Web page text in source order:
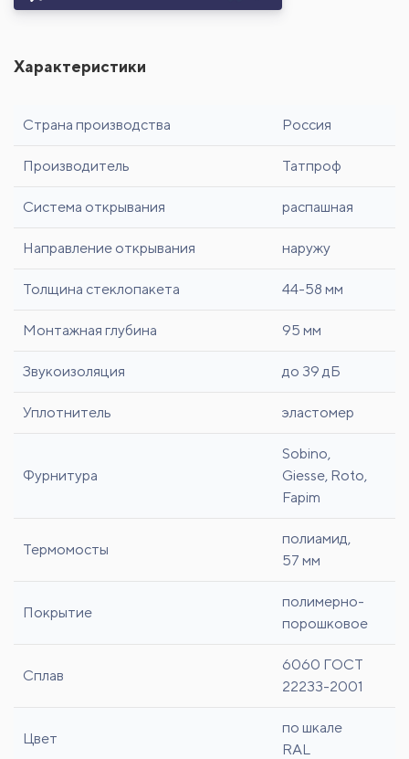
Характеристики
Страна производства Россия
Производитель Татпроф
Система открывания распашная
Направление открывания наружу
Толщина стеклопакета 44-58 мм
Монтажная глубина 95 мм
Звукоизоляция до 39 дБ
Уплотнитель эластомер
Фурнитура
Sobino,
Giesse, Roto,
Fapim
Термомосты
полиамид,
57 мм
Покрытие
полимерно-
порошковое
Сплав
6060 ГОСТ
22233-2001
Цвет
по шкале
RAL